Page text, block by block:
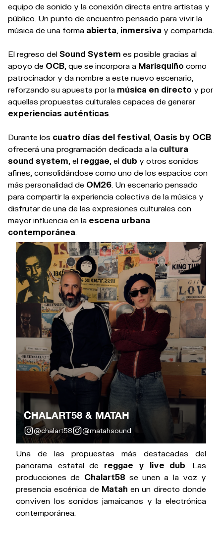
equipo de sonido y la conexión directa entre artistas y
público. Un punto de encuentro pensado para vivir la
música de una forma abierta inmersiva y compartida.
El regreso del Sound System es posible gracias al
apoyo de OCB , que se incorpora a Marisquiño como
patrocinador y da nombre a este nuevo escenario,
reforzando su apuesta por la música en directo y por
aquellas propuestas culturales capaces de generar
experiencias auténticas
Durante los cuatro días del festival Oasis by OCB
ofrecerá una programación dedicada a la cultura
sound system , el reggae , el dub y otros sonidos
afines, consolidándose como uno de los espacios con
más personalidad de OM26 . Un escenario pensado
para compartir la experiencia colectiva de la música y
disfrutar de una de las expresiones culturales con
mayor influencia en la escena urbana
contemporánea
CHALART58 & MATAH
@chalart58 @matahsound
Una de las propuestas más destacadas del
panorama estatal de reggae y live dub . Las
producciones de Chalart58 se unen a la voz y
presencia escénica de Matah en un directo donde
conviven los sonidos jamaicanos y la electrónica
contemporánea.